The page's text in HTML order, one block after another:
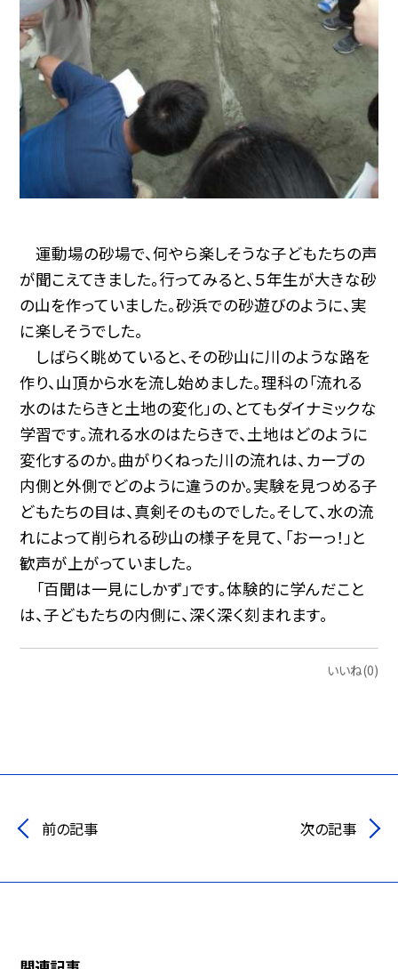
運動場の砂場で、何やら楽しそうな子どもたちの声
が聞こえてきました。行ってみると、５年生が大きな砂
の山を作っていました。砂浜での砂遊びのように、実
に楽しそうでした。
しばらく眺めていると、その砂山に川のような路を
作り、山頂から水を流し始めました。理科の「流れる
水のはたらきと土地の変化」の、とてもダイナミックな
学習です。流れる水のはたらきで、土地はどのように
変化するのか。曲がりくねった川の流れは、カーブの
内側と外側でどのように違うのか。実験を見つめる子
どもたちの目は、真剣そのものでした。そして、水の流
れによって削られる砂山の様子を見て、「おーっ！」と
歓声が上がっていました。
「百聞は一見にしかず」です。体験的に学んだこと
は、子どもたちの内側に、深く深く刻まれます。
いいね(0)
前の記事 次の記事